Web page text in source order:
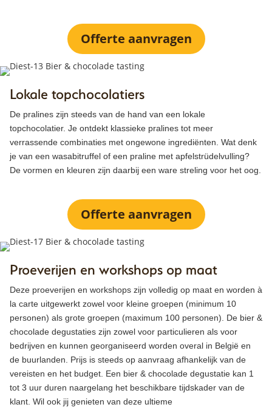
Offerte aanvragen
Lokale topchocolatiers
De pralines zijn steeds van de hand van een lokale
topchocolatier. Je ontdekt klassieke pralines tot meer
verrassende combinaties met ongewone ingrediënten. Wat denk
je van een wasabitruffel of een praline met apfelstrüdelvulling?
De vormen en kleuren zijn daarbij een ware streling voor het oog.
Offerte aanvragen
Proeverijen en workshops op maat
Deze proeverijen en workshops zijn volledig op maat en worden à
la carte uitgewerkt zowel voor kleine groepen (minimum 10
personen) als grote groepen (maximum 100 personen). De bier &
chocolade degustaties zijn zowel voor particulieren als voor
bedrijven en kunnen georganiseerd worden overal in België en
de buurlanden. Prijs is steeds op aanvraag afhankelijk van de
vereisten en het budget. Een bier & chocolade degustatie kan 1
tot 3 uur duren naargelang het beschikbare tijdskader van de
klant. Wil ook jij genieten van deze ultieme